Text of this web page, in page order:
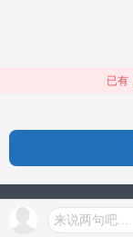
来说两句吧...
已有